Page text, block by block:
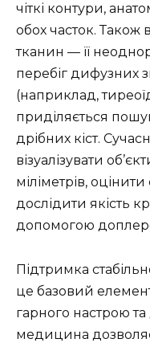
чіткі контури,
обох часток. Також
тканин — її
перебіг дифузних
(наприклад,
приділяється
дрібних кіст.
візуалізувати
міліметрів,
дослідити якість
допомогою
Підтримка
це базовий
гарного настрою та
медицина